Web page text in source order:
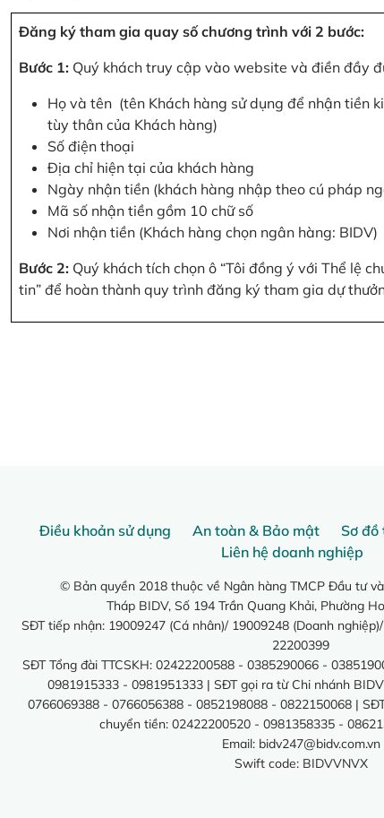
Đăng ký tham gia quay số chương trình với 2 bước:
Bước 1: Quý khách truy cập vào website và điền đầy
Họ và tên (tên Khách hàng sử dụng để nhận tiền
tùy thân của Khách hàng)
Số điện thoại
Địa chỉ hiện tại của khách hàng
Ngày nhận tiền (khách hàng nhập theo cú pháp
Mã số nhận tiền gồm 10 chữ số
Nơi nhận tiền (Khách hàng chọn ngân hàng: BIDV)
Bước 2: Quý khách tích chọn ô “Tôi đồng ý với Thể lệ
tin” để hoàn thành quy trình đăng ký tham gia dự
Điều khoản sử dụng An toàn & Bảo mật Sơ
Liên hệ doanh nghiệp
© Bản quyền 2018 thuộc về Ngân hàng TMCP Đầu tư
Tháp BIDV, Số 194 Trần Quang Khải, Phường
SĐT tiếp nhận: 19009247 (Cá nhân)/ 19009248 (Doanh
22200399
SĐT Tổng đài TTCSKH: 02422200588 - 0385290066 -
0981915333 - 0981951333 | SĐT gọi ra từ Chi nhánh
0766069388 - 0766056388 - 0852198088 - 0822150068 |
chuyển tiền: 02422200520 - 0981358335 -
Email: bidv247@bidv.com.vn
Swift code: BIDVVNVX